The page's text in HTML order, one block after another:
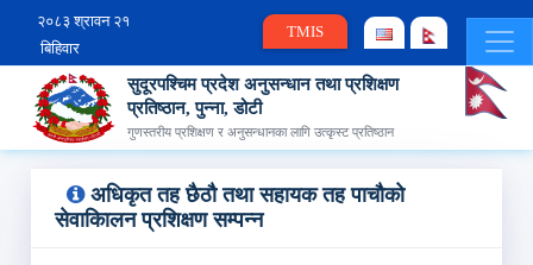
२०८३ श्रावन २१
बिहिवार
TMIS
सुदूरपश्चिम प्रदेश अनुसन्धान तथा प्रशिक्षण
प्रतिष्ठान, पुन्ना, डोटी
गुणस्तरीय प्रशिक्षण र अनुसन्धानका लागि उत्कृस्ट प्रतिष्ठान
अधिकृत तह छैठौ तथा सहायक तह पाचौको
सेवाकािलन प्रशिक्षण सम्‍पन्‍न